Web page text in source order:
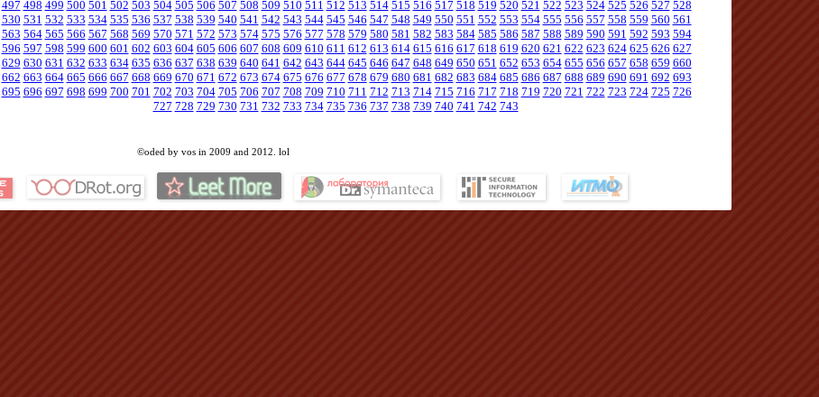
497 498 499 500 501 502 503 504 505 506 507 508 509 510 511 512 513 514 515 516 517 518 519 520 521 522 523 524 525 526 527 528
530 531 532 533 534 535 536 537 538 539 540 541 542 543 544 545 546 547 548 549 550 551 552 553 554 555 556 557 558 559 560 561
563 564 565 566 567 568 569 570 571 572 573 574 575 576 577 578 579 580 581 582 583 584 585 586 587 588 589 590 591 592 593 594
596 597 598 599 600 601 602 603 604 605 606 607 608 609 610 611 612 613 614 615 616 617 618 619 620 621 622 623 624 625 626 627
629 630 631 632 633 634 635 636 637 638 639 640 641 642 643 644 645 646 647 648 649 650 651 652 653 654 655 656 657 658 659 660
662 663 664 665 666 667 668 669 670 671 672 673 674 675 676 677 678 679 680 681 682 683 684 685 686 687 688 689 690 691 692 693
695 696 697 698 699 700 701 702 703 704 705 706 707 708 709 710 711 712 713 714 715 716 717 718 719 720 721 722 723 724 725 726
727 728 729 730 731 732 733 734 735 736 737 738 739 740 741 742 743
©oded by vos in 2009 and 2012. lol